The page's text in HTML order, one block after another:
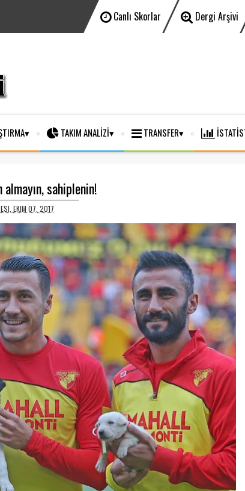
Canlı Skorlar Dergi Arşivi
TAKIM ANALİZİ TRANSFER
almayın, sahiplenin!
EKIM 07, 2017